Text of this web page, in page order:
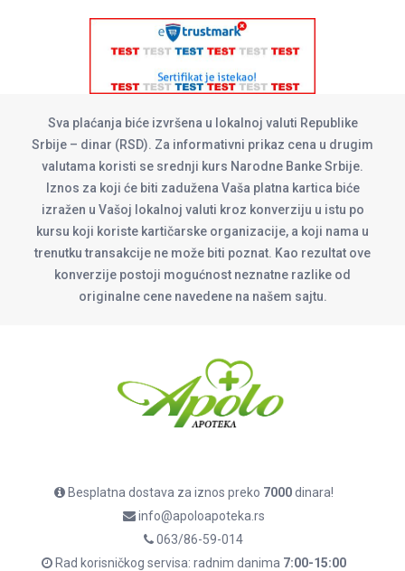
Sva plaćanja biće izvršena u lokalnoj valuti Republike
Srbije – dinar (RSD). Za informativni prikaz cena u drugim
valutama koristi se srednji kurs Narodne Banke Srbije.
Iznos za koji će biti zadužena Vaša platna kartica biće
izražen u Vašoj lokalnoj valuti kroz konverziju u istu po
kursu koji koriste kartičarske organizacije, a koji nama u
trenutku transakcije ne može biti poznat. Kao rezultat ove
konverzije postoji mogućnost neznatne razlike od
originalne cene navedene na našem sajtu.
Besplatna dostava za iznos preko 7000dinara!
info@apoloapoteka.rs
063/86-59-014
Rad korisničkog servisa: radnim danima 7:00-15:00